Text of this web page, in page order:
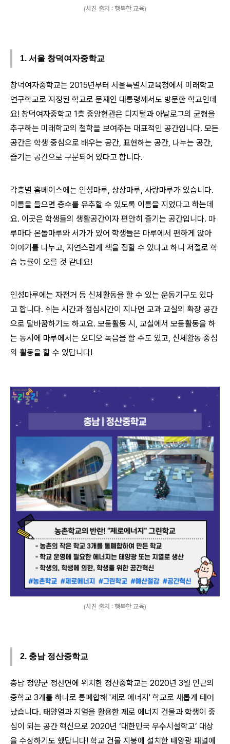
(사진 출처 : 행복한 교육)
1. 서울 창덕여자중학교
창덕여자중학교는 2015년부터 서울특별시교육청에서 미래학교
연구학교로 지정된 학교로 문재인 대통령께서도 방문한 학교인데
요! 창덕여자중학교 1층 중앙현관은 디지털과 아날로그의 균형을
추구하는 미래학교의 철학을 보여주는 대표적인 공간입니다. 모든
공간은 학생 중심으로 배우는 공간, 표현하는 공간, 나누는 공간,
즐기는 공간으로 구분되어 있다고 합니다.
각층별 홈베이스에는 인성마루, 상상마루, 사랑마루가 있습니다.
이름을 들으면 층수를 유추할 수 있도록 이름을 지었다고 하는데
요. 이곳은 학생들의 생활공간이자 편안히 즐기는 공간입니다. 마
루마다 온돌마루와 서가가 있어 학생들은 마루에서 편하게 앉아
이야기를 나누고, 자연스럽게 책을 접할 수 있다고 하니 저절로 학
습 능률이 오를 것 같네요!
인성마루에는 자전거 등 신체활동을 할 수 있는 운동기구도 있다
고 합니다. 쉬는 시간과 점심시간이 지나면 교과 교실의 확장 공간
으로 탈바꿈하기도 하고요. 모둠활동 시, 교실에서 모둠활동을 하
는 동시에 마루에서는 오디오 녹음을 할 수도 있고, 신체활동 중심
의 활동을 할 수 있답니다!
(사진 출처 : 행복한 교육)
2. 충남 정산중학교
충남 청양군 정산면에 위치한 정산중학교는 2020년 3월 인근의
중학교 3개를 하나로 통폐합해 '제로 에너지' 학교로 새롭게 태어
났습니다. 태양열과 지열을 활용한 제로 에너지 건물과 학생이 중
심이 되는 공간 혁신으로 2020년 ‘대한민국 우수시설학교’ 대상
을 수상하기도 했답니다! 학교 건물 지붕에 설치한 태양광 패널에